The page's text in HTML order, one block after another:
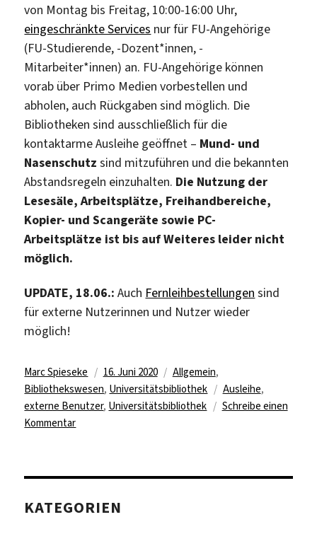
von Montag bis Freitag, 10:00-16:00 Uhr,
eingeschränkte Services nur für FU-Angehörige
(FU-Studierende, -Dozent*innen, -
Mitarbeiter*innen) an. FU-Angehörige können
vorab über Primo Medien vorbestellen und
abholen, auch Rückgaben sind möglich. Die
Bibliotheken sind ausschließlich für die
kontaktarme Ausleihe geöffnet – Mund- und
Nasenschutz sind mitzuführen und die bekannten
Abstandsregeln einzuhalten. Die Nutzung der
Lesesäle, Arbeitsplätze, Freihandbereiche,
Kopier- und Scangeräte sowie PC-
Arbeitsplätze ist bis auf Weiteres leider nicht
möglich.
UPDATE, 18.06.:Auch Fernleihbestellungen sind
für externe Nutzerinnen und Nutzer wieder
möglich!
Autor
Marc Spieseke
Veröffentlicht
am
16. Juni 2020 Kategorien
Allgemein,
Bibliothekswesen, Universitätsbibliothek Schlagwörter
Ausleihe,
externe Benutzer, Universitätsbibliothek
Schreibe einen
Kommentarzu
Ausleihe
externe
KATEGORIEN